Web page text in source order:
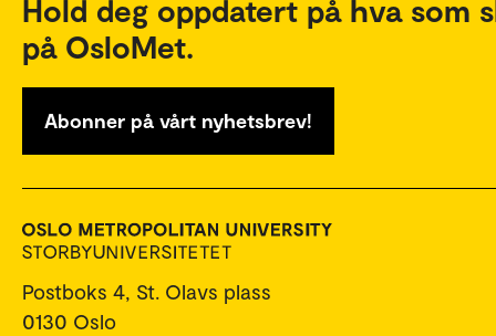
Hold deg oppdatert på hva som
på OsloMet.
Abonner på vårt nyhetsbrev!
Postboks 4, St. Olavs plass
0130 Oslo